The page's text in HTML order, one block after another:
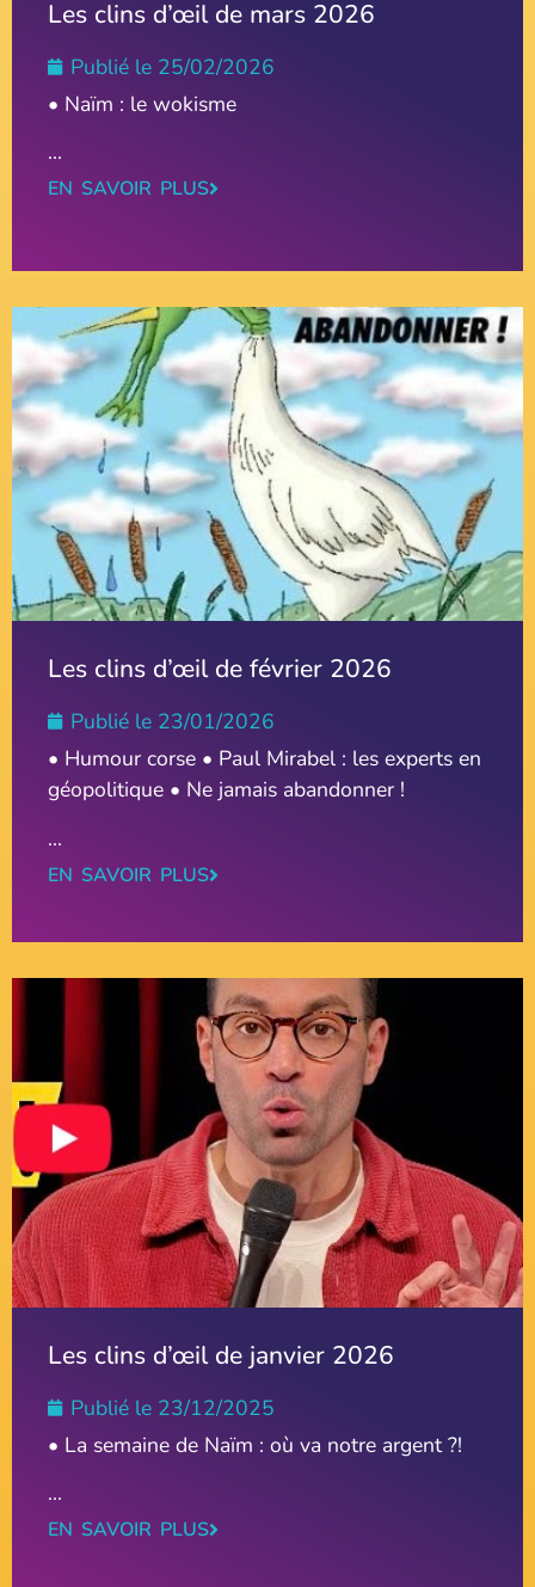
Les clins d’œil de mars 2026
Publié le 25/02/2026
• Naïm : le wokisme
...
EN SAVOIR PLUS
Les clins d’œil de février 2026
Publié le 23/01/2026
• Humour corse • Paul Mirabel : les experts en
géopolitique • Ne jamais abandonner !
...
EN SAVOIR PLUS
Les clins d’œil de janvier 2026
Publié le 23/12/2025
• La semaine de Naïm : où va notre argent ?!
...
EN SAVOIR PLUS